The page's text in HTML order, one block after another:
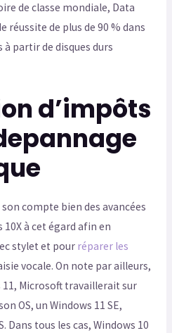
de classe mondiale, Data
réussite de plus de 90 % dans
partir de disques durs
d’impôts
compte bien des avancées
à cet égard afin en
stylet et pour réparer les
vocale. On note par ailleurs,
11, Microsoft travaillerait sur
OS, un Windows 11 SE,
Dans tous les cas, Windows 10